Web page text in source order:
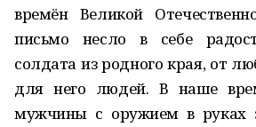
времён Великой
письмо несло в себе
солдата из родного края, от
для него людей. В наше
мужчины с оружием в